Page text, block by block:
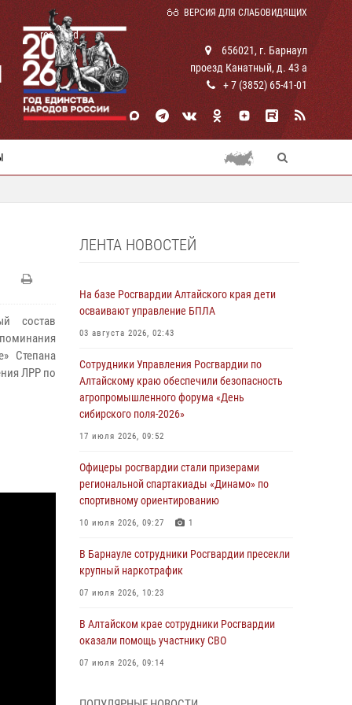
ВЕРСИЯ ДЛЯ СЛАБОВИДЯЩИХ
rosguard
656021, г. Барнаул
проезд Канатный, д. 43 а
+ 7 (3852) 65-41-01
состав
Степана
ЛРР по
ЛЕНТА НОВОСТЕЙ
На базе Росгвардии Алтайского края дети
осваивают управление БПЛА
03 августа 2026, 02:43
Сотрудники Управления Росгвардии по
Алтайскому краю обеспечили безопасность
агропромышленного форума «День
сибирского поля-2026»
17 июля 2026, 09:52
Офицеры росгвардии стали призерами
региональной спартакиады «Динамо» по
спортивному ориентированию
10 июля 2026, 09:27 1
В Барнауле сотрудники Росгвардии пресекли
крупный наркотрафик
07 июля 2026, 10:23
В Алтайском крае сотрудники Росгвардии
оказали помощь участнику СВО
07 июля 2026, 09:14